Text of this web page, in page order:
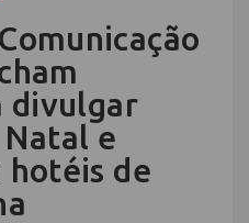
divulgar
e
hotéis de